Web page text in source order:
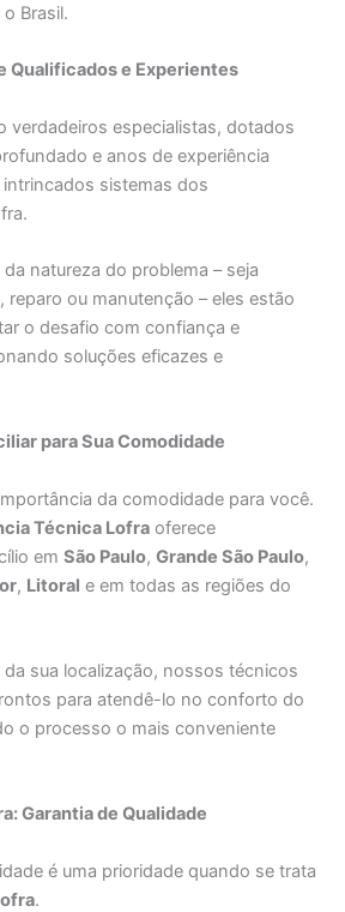
Brasil.
Qualificados e Experientes
verdadeiros especialistas, dotados
e anos de experiência
sistemas dos
natureza do problema – seja
reparo ou manutenção – eles estão
o desafio com confiança e
soluções eficazes e
para Sua Comodidade
da comodidade para você.
Técnica Lofra oferece
emSão Paulo,Grande São Paulo,
, Litoral e em todas as regiões do
sua localização, nossos técnicos
para atendê-lo no conforto do
o processo o mais conveniente
Garantia de Qualidade
é uma prioridade quando se trata
.